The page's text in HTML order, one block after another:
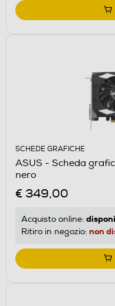
SCHEDE GRAFICHE
ASUS - Scheda
nero
€ 349,00
Acquisto online:
Ritiro in negozio: non